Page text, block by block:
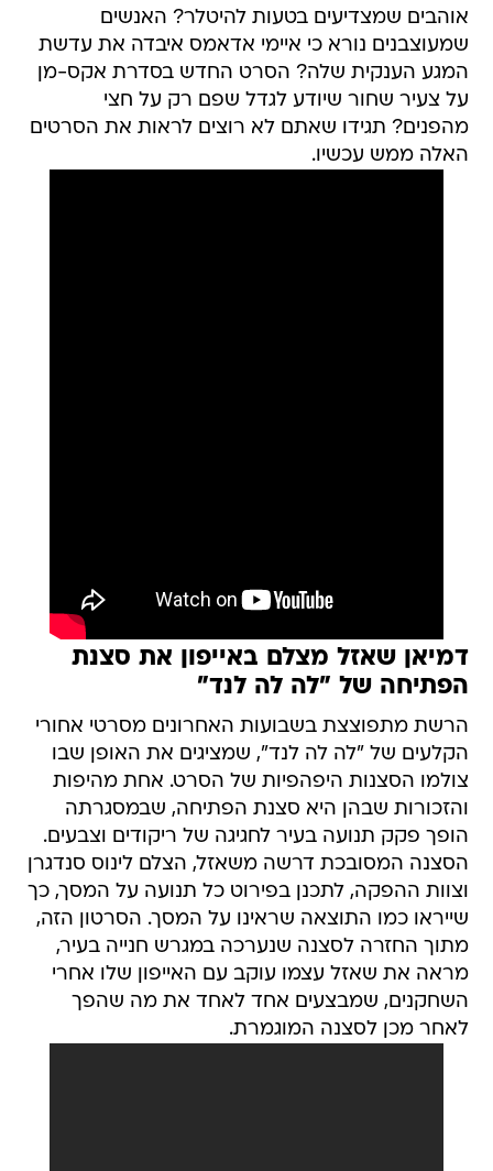
אוהבים שמצדיעים בטעות להיטלר? האנשים
שמעוצבנים נורא כי איימי אדאמס איבדה את עדשת
המגע הענקית שלה? הסרט החדש בסדרת אקס-מן
על צעיר שחור שיודע לגדל שפם רק על חצי
מהפנים? תגידו שאתם לא רוצים לראות את הסרטים
האלה ממש עכשיו.
דמיאן שאזל מצלם באייפון את סצנת
הפתיחה של "לה לה לנד"
הרשת מתפוצצת בשבועות האחרונים מסרטי אחורי
הקלעים של "לה לה לנד", שמציגים את האופן שבו
צולמו הסצנות היפהפיות של הסרט. אחת מהיפות
והזכורות שבהן היא סצנת הפתיחה, שבמסגרתה
הופך פקק תנועה בעיר לחגיגה של ריקודים וצבעים.
הסצנה המסובכת דרשה משאזל, הצלם לינוס סנדגרן
וצוות ההפקה, לתכנן בפירוט כל תנועה על המסך, כך
שייראו כמו התוצאה שראינו על המסך. הסרטון הזה,
מתוך החזרה לסצנה שנערכה במגרש חנייה בעיר,
מראה את שאזל עצמו עוקב עם האייפון שלו אחרי
השחקנים, שמבצעים אחד לאחד את מה שהפך
לאחר מכן לסצנה המוגמרת.